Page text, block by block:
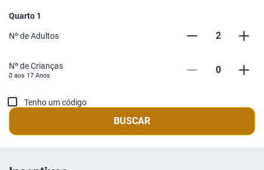
Quarto 1
Nº de Adultos 2
Nº de Crianças
0 aos 17 Anos 0
Tenho um código
BUSCAR